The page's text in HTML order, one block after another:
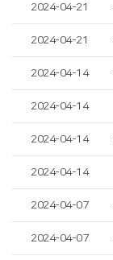
2024-04-21
2024-04-21
2024-04-14
2024-04-14
2024-04-14
2024-04-14
2024-04-07
2024-04-07